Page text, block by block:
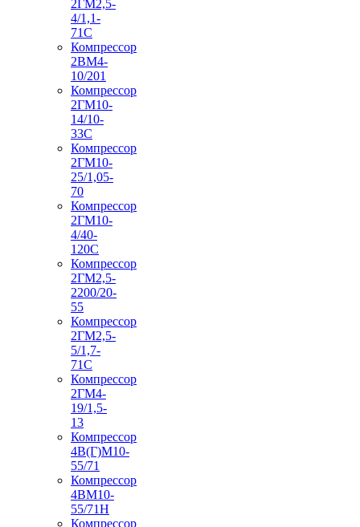
2ГМ2,5-
4/1,1-
71С
Компрессор
2ВМ4-
10/201
Компрессор
2ГМ10-
14/10-
33С
Компрессор
2ГМ10-
25/1,05-
70
Компрессор
2ГМ10-
4/40-
120С
Компрессор
2ГМ2,5-
2200/20-
55
Компрессор
2ГМ2,5-
5/1,7-
71С
Компрессор
2ГМ4-
19/1,5-
13
Компрессор
4В(Г)М10-
55/71
Компрессор
4ВМ10-
55/71Н
Компрессор